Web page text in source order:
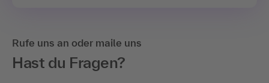
Rufe uns an oder maile uns
Hast du Fragen?